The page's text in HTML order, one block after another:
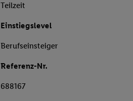
Teilzeit
Einstiegslevel
Berufseinsteiger
Referenz-Nr.
688167